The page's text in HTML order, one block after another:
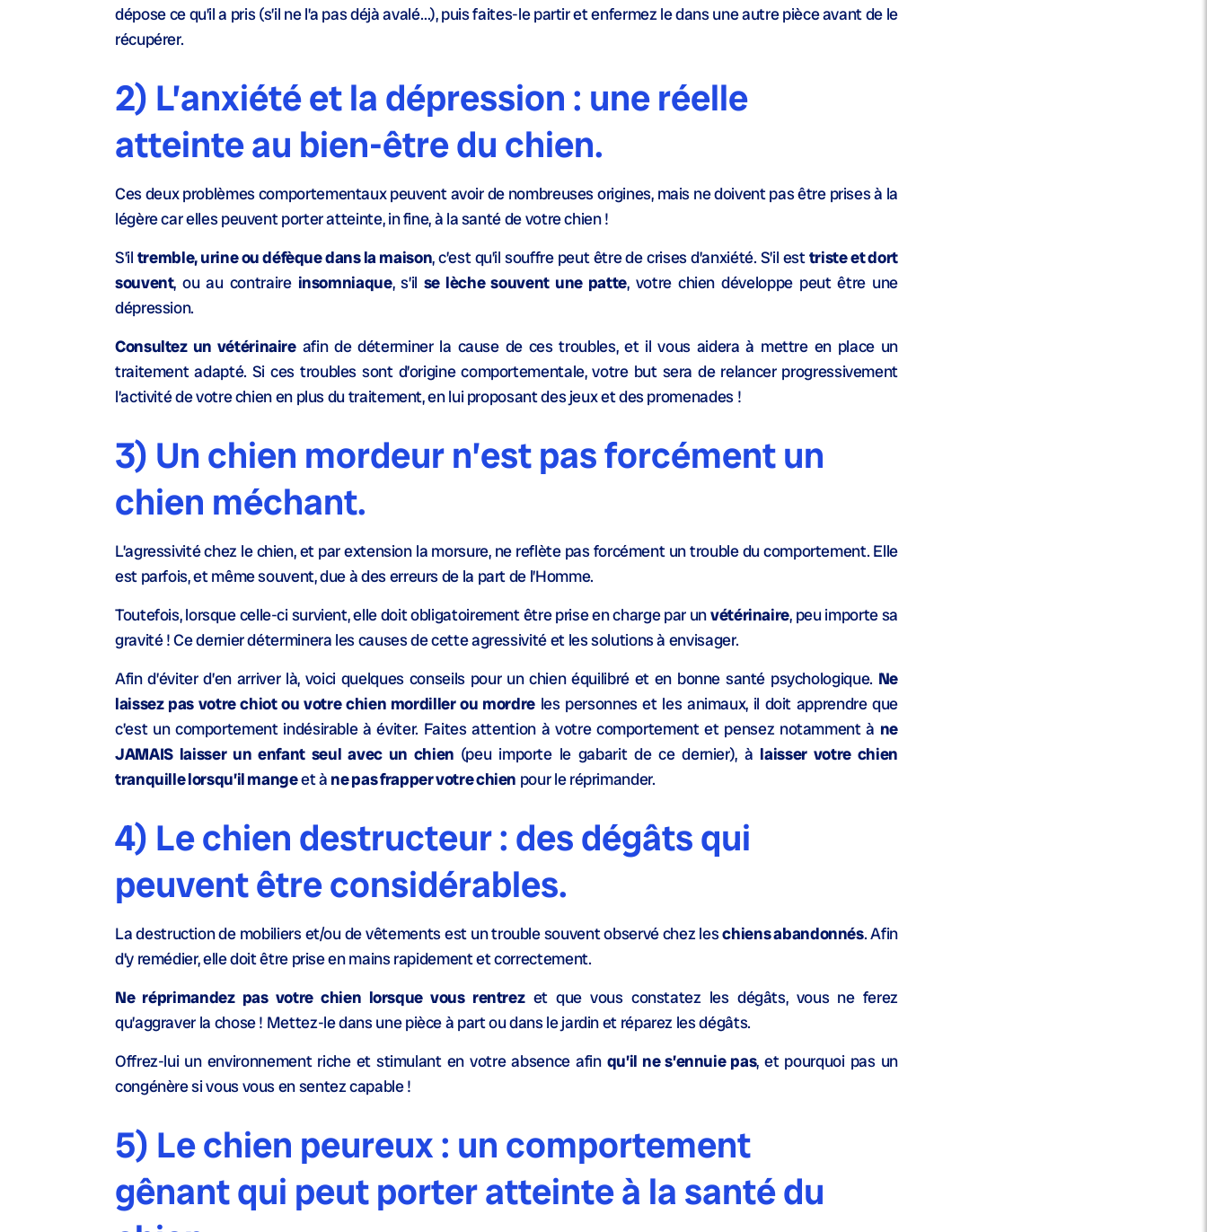
dépose ce qu’il a pris (s’il ne l’a pas déjà avalé…), puis faites-le partir et enfermez le dans une autre pièce avant de le
récupérer.
2) L’anxiété et la dépression : une réelle
atteinte au bien-être du chien.
Ces deux problèmes comportementaux peuvent avoir de nombreuses origines, mais ne doivent pas être prises à la
légère car elles peuvent porter atteinte, in fine, à la santé de votre chien !
S’il tremble, urine ou défèque dans la maison, c’est qu’il souffre peut être de crises d’anxiété. S’il esttriste et dort
souvent, ou au contraire insomniaque, s’il se lèche souvent une patte, votre chien développe peut être une
dépression.
Consultez un vétérinaireafin de déterminer la cause de ces troubles, et il vous aidera à mettre en place un
traitement adapté. Si ces troubles sont d’origine comportementale, votre but sera de relancer progressivement
l’activité de votre chien en plus du traitement, en lui proposant des jeux et des promenades !
3) Un chien mordeur n’est pas forcément un
chien méchant.
L’agressivité chez le chien, et par extension la morsure, ne reflète pas forcément un trouble du comportement. Elle
est parfois, et même souvent, due à des erreurs de la part de l’Homme.
Toutefois, lorsque celle-ci survient, elle doit obligatoirement être prise en charge par unvétérinaire, peu importe sa
gravité ! Ce dernier déterminera les causes de cette agressivité et les solutions à envisager.
Afin d’éviter d’en arriver là, voici quelques conseils pour un chien équilibré et en bonne santé psychologique. Ne
laissez pas votre chiot ou votre chien mordiller ou mordreles personnes et les animaux, il doit apprendre que
c’est un comportement indésirable à éviter. Faites attention à votre comportement et pensez notamment à ne
JAMAIS laisser un enfant seul avec un chien (peu importe le gabarit de ce dernier), à laisser votre chien
tranquille lorsqu’il mangeet à ne pas frapper votre chien pour le réprimander.
4) Le chien destructeur : des dégâts qui
peuvent être considérables.
La destruction de mobiliers et/ou de vêtements est un trouble souvent observé chez leschiens abandonnés. Afin
d’y remédier, elle doit être prise en mains rapidement et correctement.
Ne réprimandez pas votre chien lorsque vous rentrezet que vous constatez les dégâts, vous ne ferez
qu’aggraver la chose ! Mettez-le dans une pièce à part ou dans le jardin et réparez les dégâts.
Offrez-lui un environnement riche et stimulant en votre absence afin qu’il ne s’ennuie pas, et pourquoi pas un
congénère si vous vous en sentez capable !
5) Le chien peureux : un comportement
gênant qui peut porter atteinte à la santé du